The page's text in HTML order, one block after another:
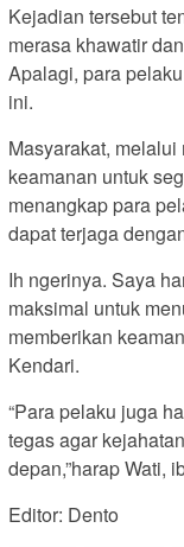
Kejadian tersebut
merasa khawatir
Apalagi, para
ini.
Masyarakat,
keamanan untuk
menangkap para
dapat terjaga
Ih ngerinya. Saya
maksimal untuk
memberikan
Kendari.
“Para pelaku juga
tegas agar
depan,”harap Wati,
Editor: Dento